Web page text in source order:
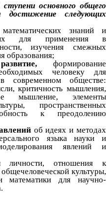
основного общего
достижение следующих
знаний и
для применения в
изучения смежных
образования;
развитие, формирование
человеку для
современном обществе:
критичность мышления,
мышление, элементы
пространственных
к преодолению
об идеях и методах
языка науки и
явлений и
личности, отношения к
культуры,
математики для научно-